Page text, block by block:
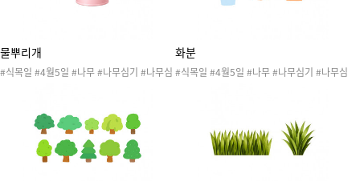
물뿌리개
#식목일 #4월5일 #나무 #나무심기 #나무심
일도안 #식목일활동 #원예활동 #텃밭활동
화분
#식목일 #4월5일 #나무 #나무심기 #나무심